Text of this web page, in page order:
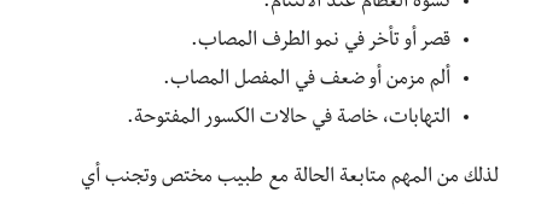
قصر أو تأخر في نمو الطرف المصاب.
ألم مزمن أو ضعف في المفصل المصاب.
التهابات، خاصة في حالات الكسور المفتوحة.
لذلك من المهم متابعة الحالة مع طبيب مختص وتجنب أي